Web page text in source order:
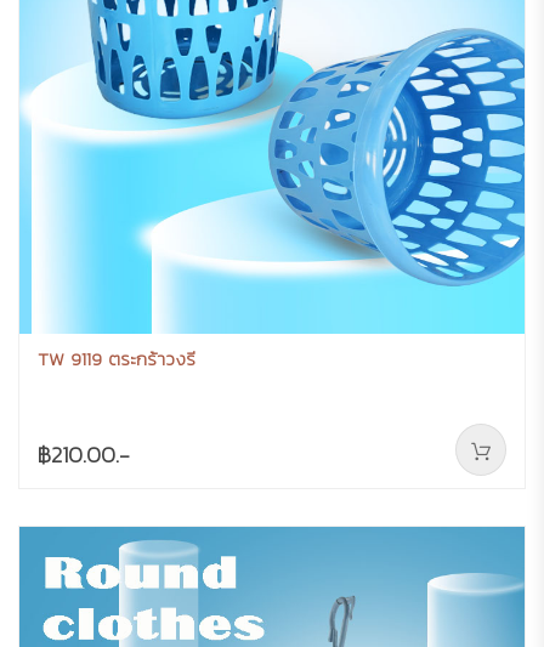
TW 9119 ตระกร้าวงรี
฿210.00.-